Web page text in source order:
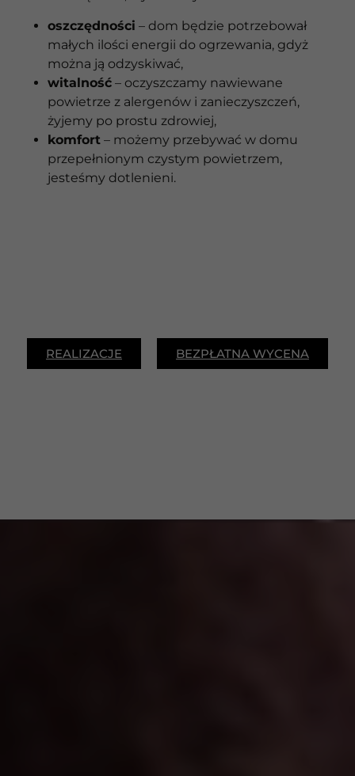
oszczędności – dom będzie potrzebował
małych ilości energii do ogrzewania, gdyż
można ją odzyskiwać,
witalność – oczyszczamy nawiewane
powietrze z alergenów i zanieczyszczeń,
żyjemy po prostu zdrowiej,
komfort – możemy przebywać w domu
przepełnionym czystym powietrzem,
jesteśmy dotlenieni.
REALIZACJE BEZPŁATNA WYCENA